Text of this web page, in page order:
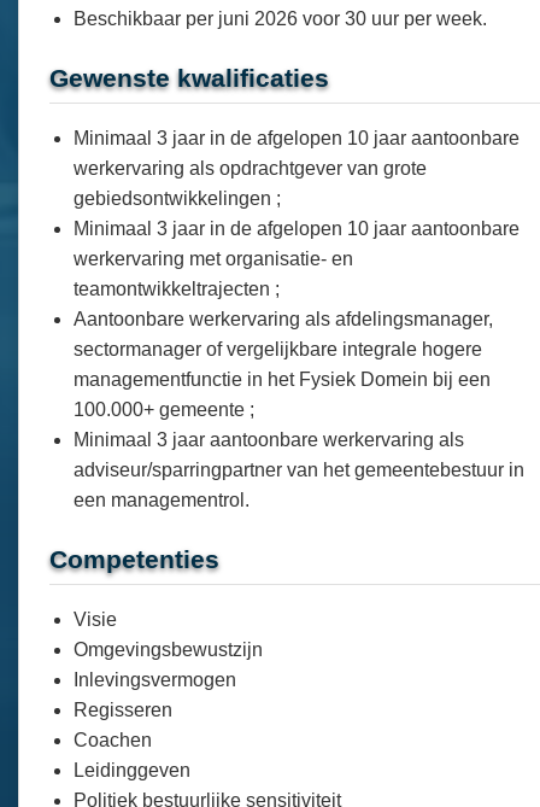
Beschikbaar per juni 2026 voor 30 uur per week.
Gewenste kwalificaties
Minimaal 3 jaar in de afgelopen 10 jaar aantoonbare
werkervaring als opdrachtgever van grote
gebiedsontwikkelingen ;
Minimaal 3 jaar in de afgelopen 10 jaar aantoonbare
werkervaring met organisatie- en
teamontwikkeltrajecten ;
Aantoonbare werkervaring als afdelingsmanager,
sectormanager of vergelijkbare integrale hogere
managementfunctie in het Fysiek Domein bij een
100.000+ gemeente ;
Minimaal 3 jaar aantoonbare werkervaring als
adviseur/sparringpartner van het gemeentebestuur in
een managementrol.
Competenties
Visie
Omgevingsbewustzijn
Inlevingsvermogen
Regisseren
Coachen
Leidinggeven
Politiek bestuurlijke sensitiviteit